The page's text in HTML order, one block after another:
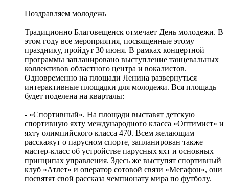
Поздравляем молодежь
Традиционно Благовещенск отмечает День молодежи. В
этом году все мероприятия, посвященные этому
празднику, пройдут 30 июня. В рамках концертной
программы запланировано выступление танцевальных
коллективов областного центра и вокалистов.
Одновременно на площади Ленина развернуться
интерактивные площадки для молодежи. Вся площадь
будет поделена на кварталы:
- «Спортивный». На площади выставят детскую
спортивную яхту международного класса «Оптимист» и
яхту олимпийского класса 470. Всем желающим
расскажут о парусном спорте, запланирован также
мастер-класс об устройстве парусных яхт и основных
принципах управления. Здесь же выступят спортивный
клуб «Атлет» и оператор сотовой связи «Мегафон», они
посвятят свой рассказа чемпионату мира по футболу.